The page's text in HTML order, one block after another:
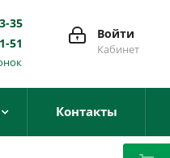
Войти
Кабинет
35
51
Контакты